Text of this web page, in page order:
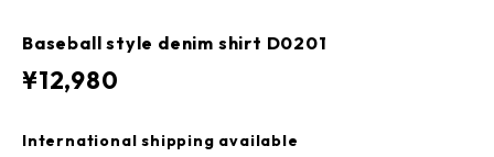
Baseball style denim shirt D0201
¥12,980
International shipping available